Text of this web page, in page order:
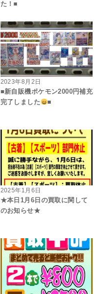
た！■
2023年8月2日
■新自販機ポケモン2000円補充
完了しました
■
2025年1月6日
★本日1月6日の買取に関して
のお知らせ★